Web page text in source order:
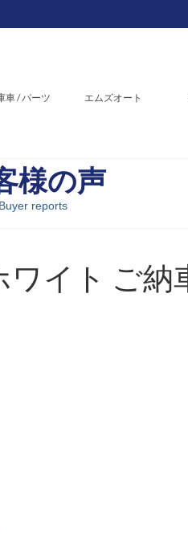
車 / パーツ エムズオート
様の声
Buyer reports
ワイト ご